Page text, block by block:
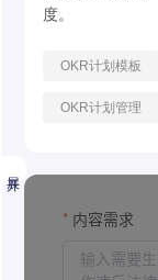
度。
OKR计划模板
OKR计划管理